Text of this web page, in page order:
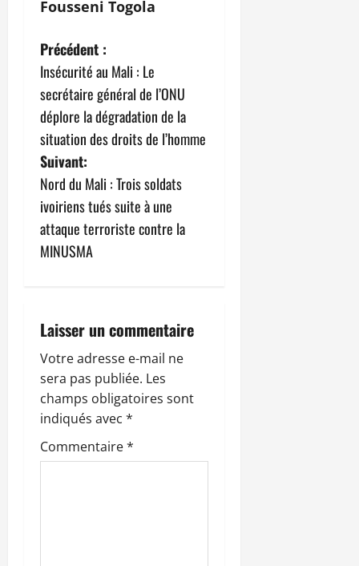
Fousseni Togola
N
a
v
i
g
a
t
o
n
d
’
a
Précédent :
Insécurité au Mali : Le
secrétaire général de l’ONU
déplore la dégradation de la
situation des droits de l’homme
Suivant:
Nord du Mali : Trois soldats
ivoiriens tués suite à une
attaque terroriste contre la
MINUSMA
Laisser un commentaire
Votre adresse e-mail ne
sera pas publiée. Les
champs obligatoires sont
indiqués avec *
Commentaire*